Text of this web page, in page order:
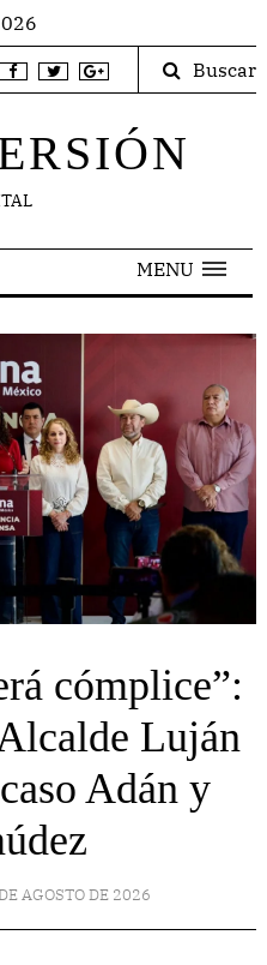
Buscar
MENU
cómplice”:
Luján
Adán y
AGOSTO DE 2026